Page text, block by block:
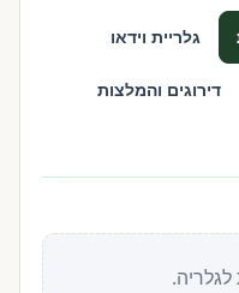
גלריית וידאו
דירוגים והמלצות
לגלריה.